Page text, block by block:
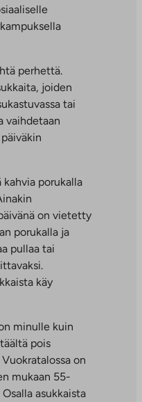
perhettä.
joiden
tai
vaihdetaan
porukalla
on vietetty
porukalla ja
pullaa tai
käy
minulle kuin
pois
on
mukaan 55-
asukkaista